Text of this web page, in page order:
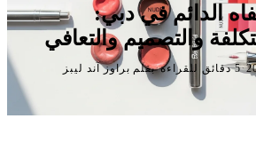
الدائم في دبي:
والتصميم والتعافي
·5 دقائق للقراءة ·بقلم براوز آند ليبز